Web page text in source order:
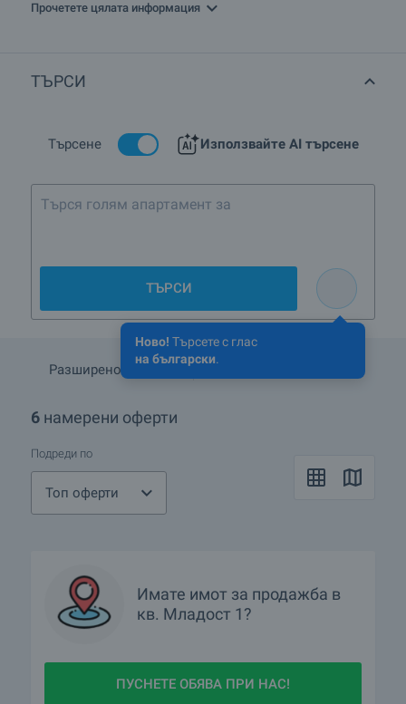
ПРОДАВАМ имот в кв.Младост 1, гр.София. Как мога да
строителство в кв.Младост 1, гр.София?
гр.София?
Прочетете цялата информация
ТЪРСИ
Търсене Използвайте AI търсене
Ново! Търсете с глас
на български.
Търся голям апартамент за семейтво с две
ТЪРСИ
Разширено търсене
6 намерени оферти
Подреди по
Топ оферти
Имате имот за продажба в
кв. Младост 1?
ПУСНЕТЕ ОБЯВА ПРИ НАС!